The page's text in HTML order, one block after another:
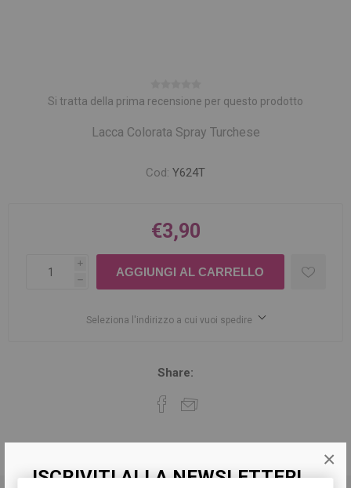
ISCRIVITI ALLA NEWSLETTER!
×
Si tratta della prima recensione per questo prodotto
Lacca Colorata Spray Turchese
Cod: Y624T
€3,90
i
h
Seleziona l'indirizzo a cui vuoi spedire
Share: